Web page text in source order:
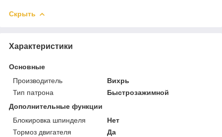
Скрыть
Характеристики
Основные
Производитель
Вихрь
Тип патрона
Быстрозажимной
Дополнительные функции
Блокировка шпинделя
Нет
Тормоз двигателя
Да